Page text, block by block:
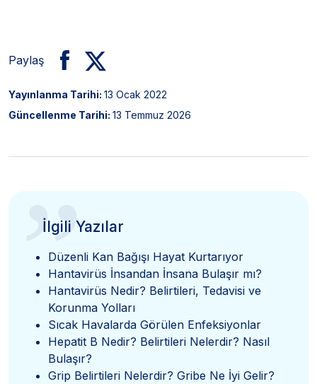
Paylaş
Yayınlanma Tarihi: 13 Ocak 2022
Güncellenme Tarihi: 13 Temmuz 2026
”
İlgili Yazılar
Düzenli Kan Bağışı Hayat Kurtarıyor
Hantavirüs İnsandan İnsana Bulaşır mı?
Hantavirüs Nedir? Belirtileri, Tedavisi ve
Korunma Yolları
Sıcak Havalarda Görülen Enfeksiyonlar
Hepatit B Nedir? Belirtileri Nelerdir? Nasıl
Bulaşır?
Grip Belirtileri Nelerdir? Gribe Ne İyi Gelir?